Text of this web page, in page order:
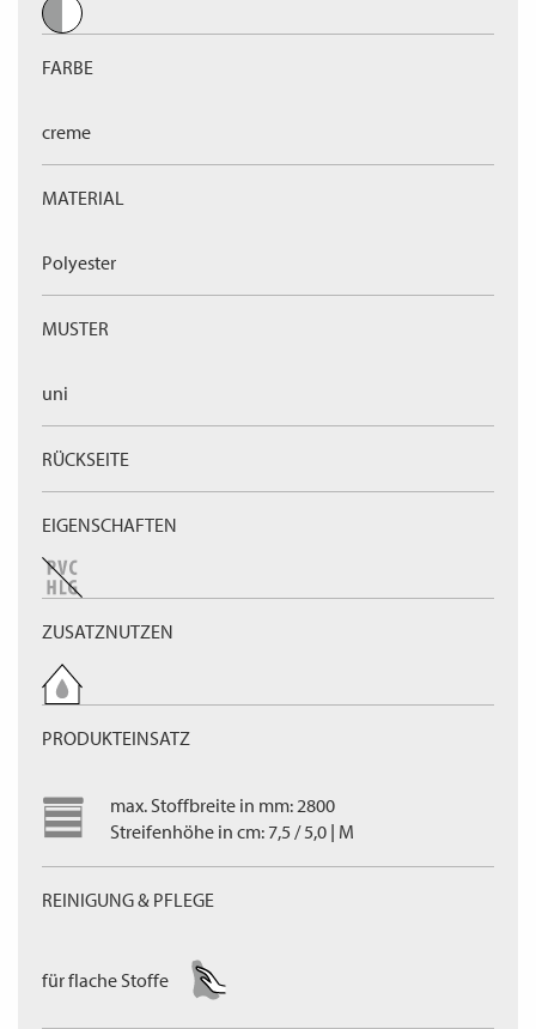
FARBE
creme
MATERIAL
Polyester
MUSTER
uni
RÜCKSEITE
EIGENSCHAFTEN
ZUSATZNUTZEN
PRODUKTEINSATZ
max. Stoffbreite in mm: 2800
Streifenhöhe in cm: 7,5 / 5,0 | M
REINIGUNG & PFLEGE
für flache Stoffe